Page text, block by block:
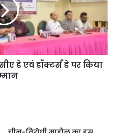
डे एवं डॉक्टर्स डे पर किया